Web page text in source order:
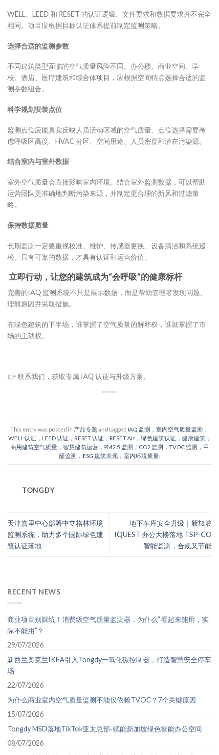
WELL、LEED 和 RESET 的认证逻辑、文件要求和数据要求并不完全
相同。项目应根据目标认证体系提前制定监测策略。
选择合适的监测参数
不同建筑类型面临的空气质量风险不同。办公楼、商业空间、学
校、酒店、医疗建筑和综合体项目，应根据空间特点选择合适的监
测参数组合。
科学规划安装点位
监测点位应能真实反映人员活动区域的空气质量。点位选择需要考
虑呼吸区高度、HVAC 分区、空间用途、人员密度和潜在污染源。
结合室内与室外数据
室外空气质量会直接影响室内环境。结合室外监测数据，可以帮助
运营团队更准确地判断污染来源，并制定更合理的新风和过滤策
略。
保持数据质量
长期监测一定要重视校准、维护、传感器更换、设备清洁和系统巡
检。只有可靠的数据，才具有认证和运营价值。
立即行动，让您的建筑成为“会呼吸”的健康标杆
完善的IAQ 监测系统不只是展示数据，而是帮助管理者发现问题、
理解原因并采取措施。
在绿色建筑的下半场，谁掌握了空气质量的解释权，谁就掌握了市
场的主动权。
👉 联系我们，获取专属 IAQ 认证与升级方案。
This entry was posted in 产品专题 and tagged IAQ 监测，室内空气质量监测，
WELL 认证，LEED 认证，RESET 认证，RESET Air，绿色建筑认证，健康建筑，
商用建筑空气质量，智慧建筑运营，PM2.5 监测，CO2 监测，TVOC 监测，甲
醛监测，ESG 建筑表现，室内环境质量
TONGDY
天津嘉里中心部署中立格林环境
监测系统，助力多个国际绿色建
筑认证落地
地下车库安全升级｜新加坡
IQUEST 办公大楼落地 TSP-CO
智能监测，合规又节能
RECENT NEWS
商业项目别踩坑！消费级空气质量监测器，为什么“看起来能用，实
际不能用”？
29/07/2026
新西兰奥克兰IKEA引入Tongdy一氧化碳控制器，打造智慧安全停车
场
22/07/2026
为什么商业室内空气质量监测不能仅依赖TVOC？7个关键原因
15/07/2026
Tongdy MSD落地TikTok亚太总部-赋能新加坡绿色智能办公空间
08/07/2026